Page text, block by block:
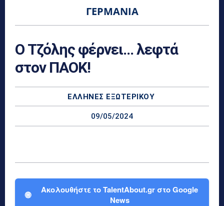
ΓΕΡΜΑΝΊΑ
Ο Τζόλης φέρνει… λεφτά
στον ΠΑΟΚ!
ΕΛΛΗΝΕΣ ΕΞΩΤΕΡΙΚΟΎ
09/05/2024
🌐
Ακολουθήστε το TalentAbout.gr στο Google
News